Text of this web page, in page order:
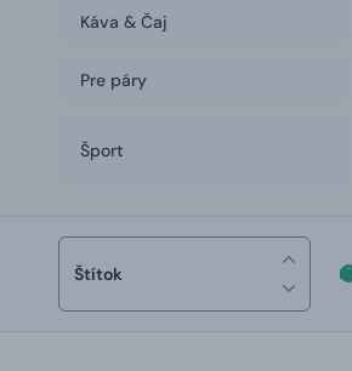
Káva & Čaj
Pre páry
Šport
Štítok